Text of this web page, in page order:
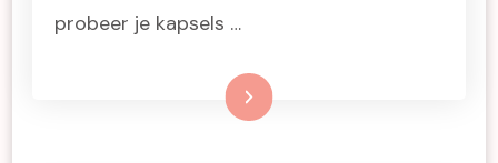
probeer je kapsels …
Lees meer